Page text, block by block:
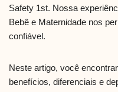
Safety 1st. Nossa
Bebê e Maternidade nos
confiável.
Neste artigo, você
benefícios, diferenciais e